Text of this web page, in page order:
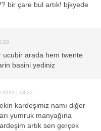
bir çare bul artık! bjkyede
ucubir arada hem twente
basini yediniz
2013 | 18:22
kardeşimiz namı diğer
yumruk manyağına
artık sen gerçek